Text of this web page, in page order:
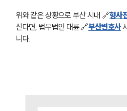
위와 같은 상황으로 부산 시내 🔗형사
신다면, 법무법인 대륜 🔗부산변호사
니다.